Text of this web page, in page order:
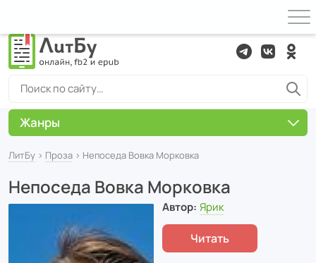
ЛитБу › Проза › Непоседа Вовка Морковка
Непоседа Вовка Морковка
Автор: Ярик
Читать
Жанры